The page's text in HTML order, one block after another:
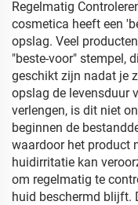
Regelmatig
cosmetica heeft een
opslag. Veel
"beste-voor" stempel,
geschikt zijn nadat je
opslag de levensduur
verlengen, is dit niet
beginnen de
waardoor het product
huidirritatie kan
om regelmatig te
huid beschermd blijft.